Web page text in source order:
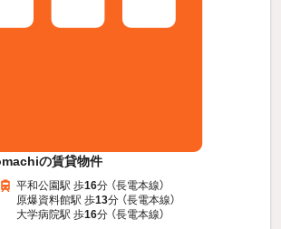
の賃貸物件
平和公園駅 歩16分 （長電本線）
原爆資料館駅 歩13分 （長電本線）
大学病院駅 歩16分 （長電本線）